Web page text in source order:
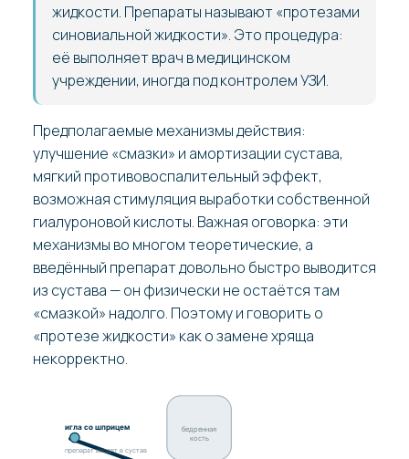
жидкости. Препараты называют «протезами
синовиальной жидкости». Это процедура:
её выполняет врач в медицинском
учреждении, иногда под контролем УЗИ.
Предполагаемые механизмы действия:
улучшение «смазки» и амортизации сустава,
мягкий противовоспалительный эффект,
возможная стимуляция выработки собственной
гиалуроновой кислоты. Важная оговорка: эти
механизмы во многом теоретические, а
введённый препарат довольно быстро выводится
из сустава — он физически не остаётся там
«смазкой» надолго. Поэтому и говорить о
«протезе жидкости» как о замене хряща
некорректно.
бедренная
кость
игла со шприцем
препарат вводят в сустав